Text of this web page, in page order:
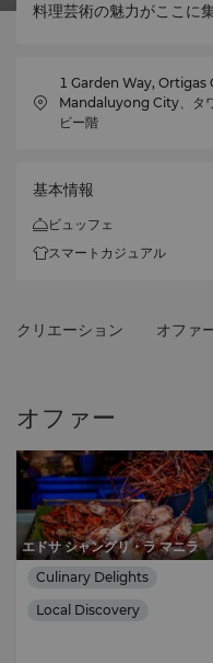
料理芸術の魅力がここに
1 Garden Way, Ortigas
Mandaluyong City、タ
ビー階
基本情報
ビュッフェ
スマートカジュアル
クリエーション オファ
オファー
エドサ シャングリ・ラ マニラ
Culinary Delights
Local Discovery